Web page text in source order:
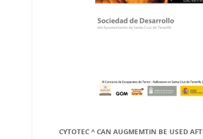
CYTOTEC ^ CAN AUGMEMTIN BE USED